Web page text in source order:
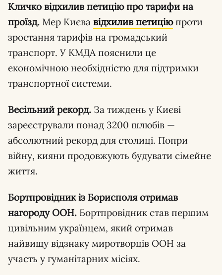
Кличко відхилив петицію про тарифи на
проїзд. Мер Києва відхилив петиціюпроти
зростання тарифів на громадський
транспорт. У КМДА пояснили це
економічною необхідністю для підтримки
транспортної системи.
Весільний рекорд. За тиждень у Києві
зареєстрували понад 3200 шлюбів —
абсолютний рекорд для столиці. Попри
війну, кияни продовжують будувати сімейне
життя.
Бортпровідник із Борисполя отримав
нагороду ООН. Бортпровідник став першим
цивільним українцем, який отримав
найвищу відзнаку миротворців ООН за
участь у гуманітарних місіях.